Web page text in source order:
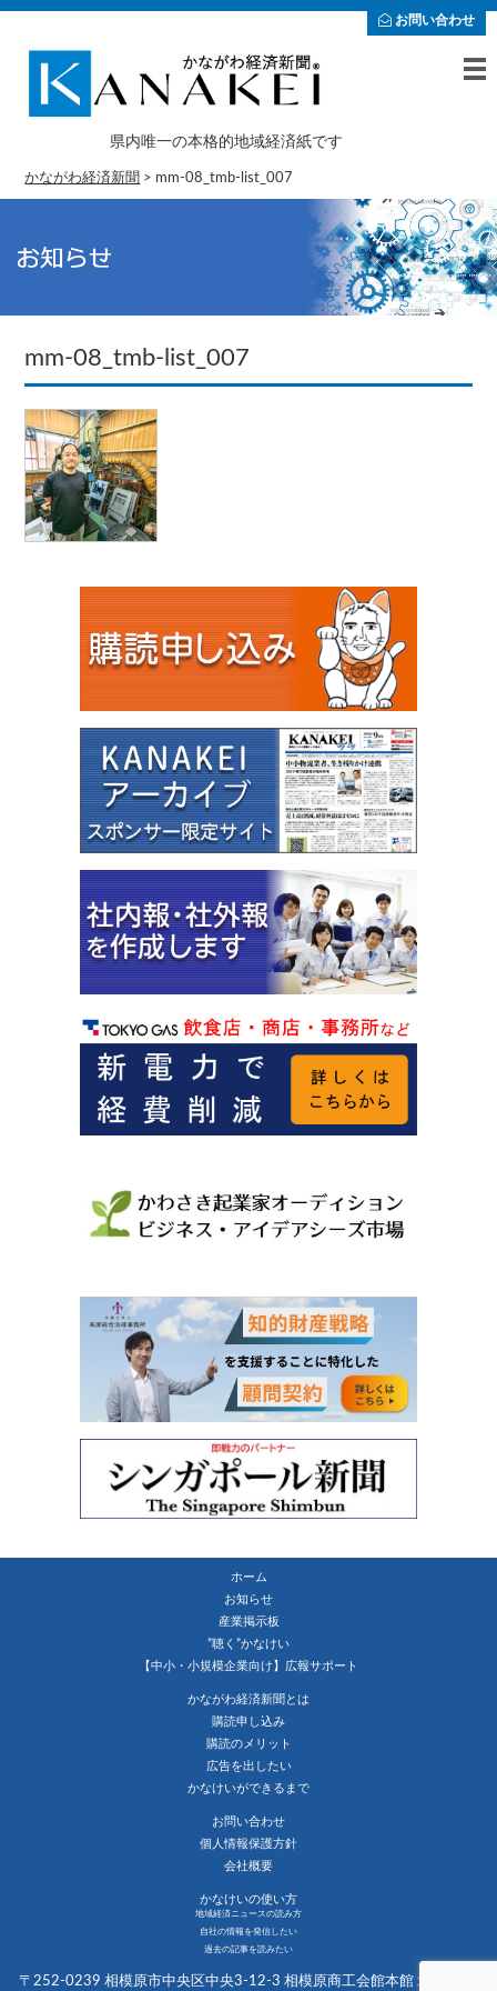
お問い合わせ
県内唯一の本格的地域経済紙です
かながわ経済新聞 > mm-08_tmb-list_007
mm-08_tmb-list_007
ホーム
お知らせ
産業掲示板
”聴く”かなけい
【中小・小規模企業向け】広報サポート
かながわ経済新聞とは
購読申し込み
購読のメリット
広告を出したい
かなけいができるまで
お問い合わせ
個人情報保護方針
会社概要
かなけいの使い方
地域経済ニュースの読み方
自社の情報を発信したい
過去の記事を読みたい
〒252-0239 相模原市中央区中央3-12-3 相模原商工会館本館１